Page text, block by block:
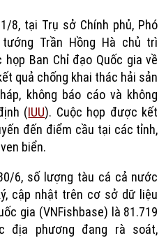
Time
8, tại Trụ sở Chính phủ, Phó
tướng Trần Hồng Hà chủ trì
họp Ban Chỉ đạo Quốc gia về
quả chống khai thác hải sản
không báo cáo và không
(IUU). Cuộc họp được kết
đến điểm cầu tại các tỉnh,
biển.
6, số lượng tàu cá cả nước
cập nhật trên cơ sở dữ liệu
gia (VNFishbase) là 81.719
địa phương đang rà soát,